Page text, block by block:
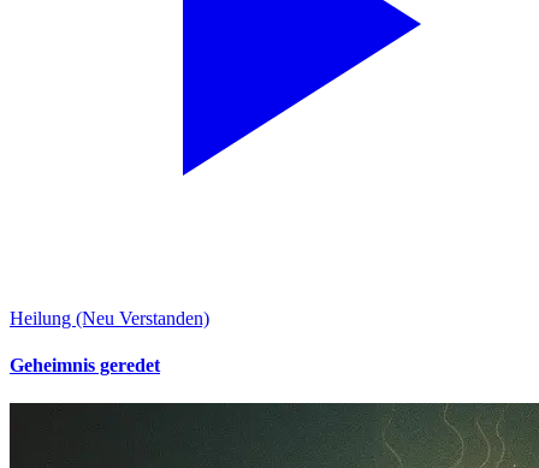
Heilung (Neu Verstanden)
Geheimnis geredet